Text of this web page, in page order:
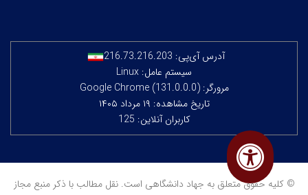
آدرس آی‌پی: 216.73.216.203
سیستم عامل: Linux
مرورگر: Google Chrome (131.0.0.0)
تاریخ مشاهده: ۱۹ مرداد ۱۴۰۵
کاربران آنلاین: 125
© کلیه حقوق متعلق به جهاد دانشگاهی است. نقل مطالب با ذکر منبع مجاز